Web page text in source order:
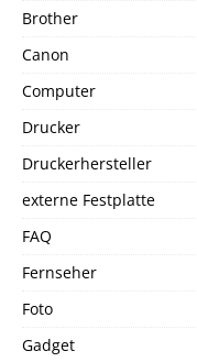
Brother
Canon
Computer
Drucker
Druckerhersteller
externe Festplatte
FAQ
Fernseher
Foto
Gadget